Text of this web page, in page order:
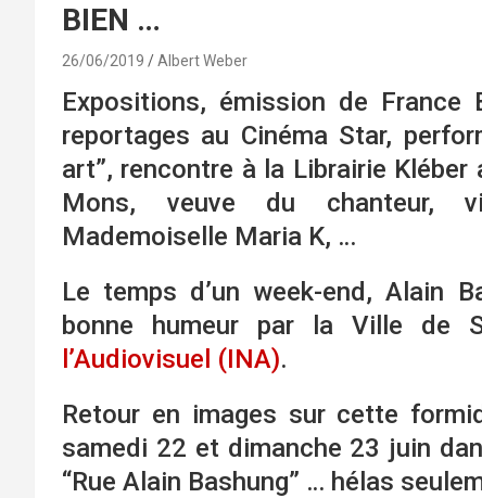
BIEN …
26/06/2019 Albert Weber
Expositions, émission de
reportages au Cinéma Star,
art”, rencontre à la Librairie
Mons, veuve du chanteur,
Mademoiselle Maria K, …
Le temps d’un week-end, Alain
bonne humeur par la Ville de
l’Audiovisuel (INA).
Retour en images sur cette
samedi 22 et dimanche 23 juin
“Rue Alain Bashung” … hélas